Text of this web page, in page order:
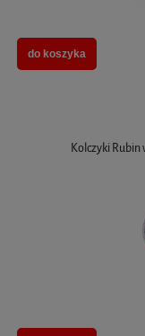
do koszyka
Kolczyki Rubin